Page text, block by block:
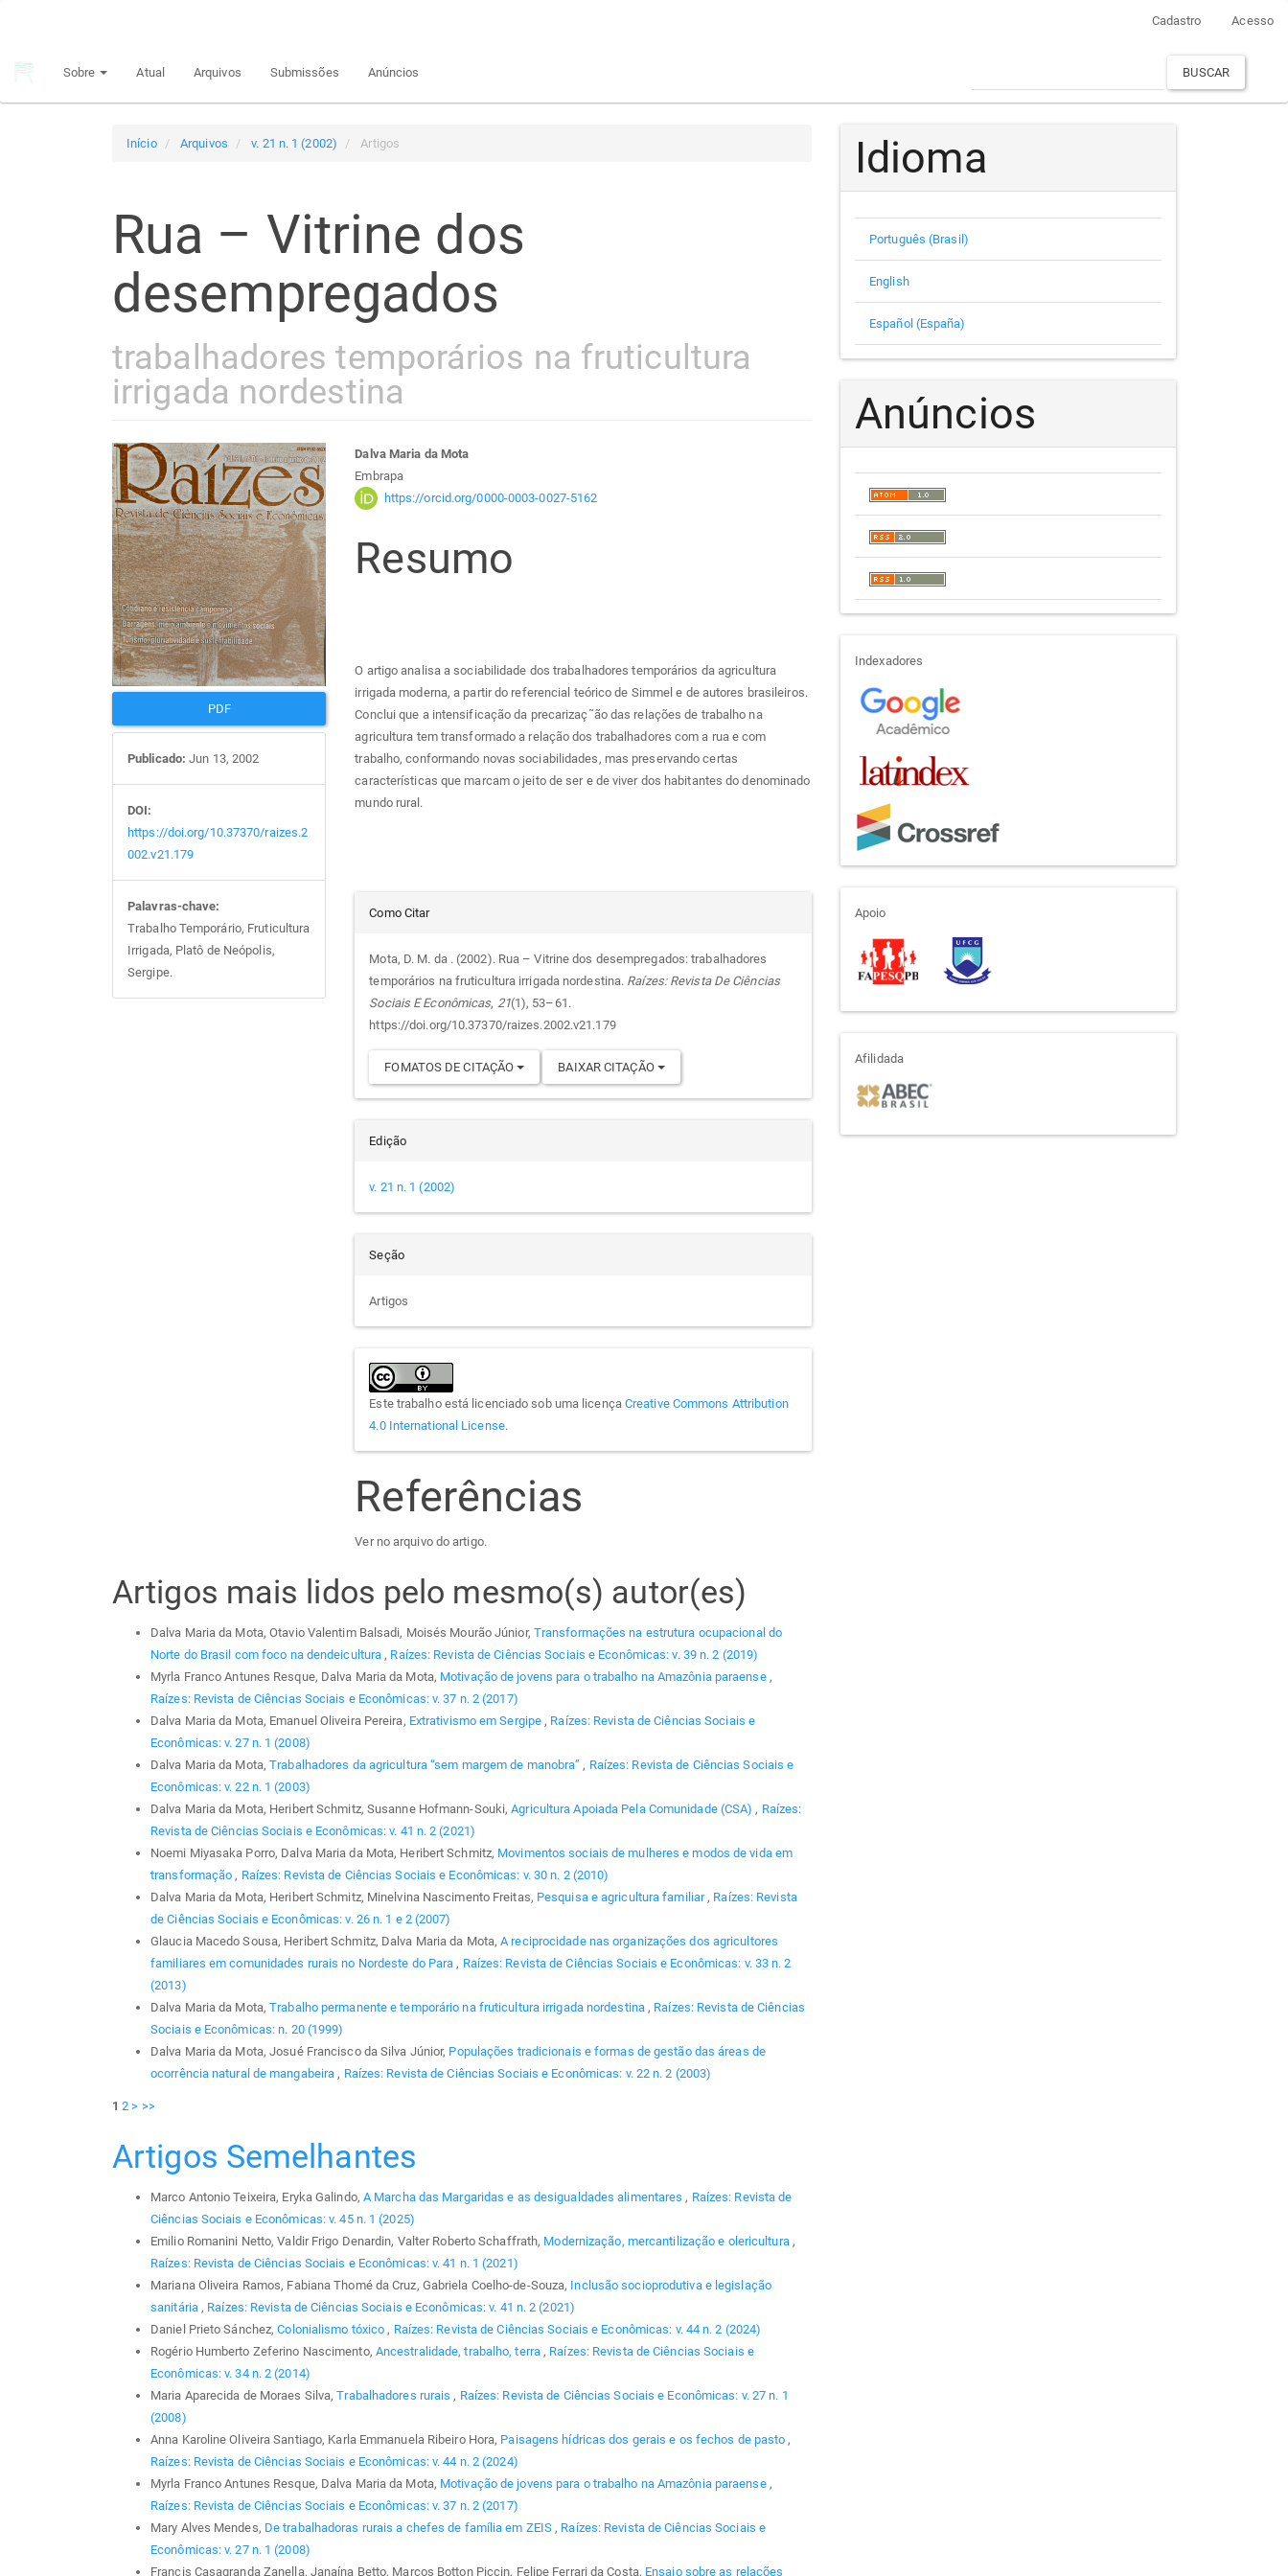
principal
Cadastro Acesso
Sobre Atual Arquivos Submissões Anúncios BUSCAR
Início Arquivos v. 21 n. 1 (2002) Artigos
Rua – Vitrine dos
desempregados
trabalhadores temporários na fruticultura
irrigada nordestina
Barra
lateral
de
artigos
PDF
Publicado: Jun 13, 2002
DOI:
https://doi.org/10.37370/raizes.2
002.v21.179
Palavras-chave:
Trabalho Temporário, Fruticultura
Irrigada, Platô de Neópolis,
Sergipe.
Conteúdo
do
artigo
Dalva Maria da Mota
Embrapa
https://orcid.org/0000-0003-0027-5162
Resumo
O artigo analisa a sociabilidade dos trabalhadores temporários da agricultura
irrigada moderna, a partir do referencial teórico de Simmel e de autores brasileiros.
Conclui que a intensificação da precarizaç˜ão das relações de trabalho na
agricultura tem transformado a relação dos trabalhadores com a rua e com
trabalho, conformando novas sociabilidades, mas preservando certas
características que marcam o jeito de ser e de viver dos habitantes do denominado
mundo rural.
Detalhes
do
artigo
Como Citar
Mota, D. M. da . (2002). Rua – Vitrine dos desempregados: trabalhadores
temporários na fruticultura irrigada nordestina. Raízes: Revista De Ciências
Sociais E Econômicas, 21(1), 53–61.
https://doi.org/10.37370/raizes.2002.v21.179
FOMATOS DE CITAÇÃO BAIXAR CITAÇÃO
Edição
v. 21 n. 1 (2002)
Seção
Artigos
Este trabalho está licenciado sob uma licença Creative Commons Attribution
4.0 International License.
Referências
Ver no arquivo do artigo.
Artigos mais lidos pelo mesmo(s) autor(es)
Dalva Maria da Mota, Otavio Valentim Balsadi, Moisés Mourão Júnior, Transformações na estrutura ocupacional do
Norte do Brasil com foco na dendeicultura , Raízes: Revista de Ciências Sociais e Econômicas: v. 39 n. 2 (2019)
Myrla Franco Antunes Resque, Dalva Maria da Mota, Motivação de jovens para o trabalho na Amazônia paraense ,
Raízes: Revista de Ciências Sociais e Econômicas: v. 37 n. 2 (2017)
Dalva Maria da Mota, Emanuel Oliveira Pereira, Extrativismo em Sergipe , Raízes: Revista de Ciências Sociais e
Econômicas: v. 27 n. 1 (2008)
Dalva Maria da Mota,Trabalhadores da agricultura “sem margem de manobra” , Raízes: Revista de Ciências Sociais e
Econômicas: v. 22 n. 1 (2003)
Dalva Maria da Mota, Heribert Schmitz, Susanne Hofmann-Souki,Agricultura Apoiada Pela Comunidade (CSA) , Raízes:
Revista de Ciências Sociais e Econômicas: v. 41 n. 2 (2021)
Noemi Miyasaka Porro, Dalva Maria da Mota, Heribert Schmitz, Movimentos sociais de mulheres e modos de vida em
transformação , Raízes: Revista de Ciências Sociais e Econômicas: v. 30 n. 2 (2010)
Dalva Maria da Mota, Heribert Schmitz, Minelvina Nascimento Freitas, Pesquisa e agricultura familiar , Raízes: Revista
de Ciências Sociais e Econômicas: v. 26 n. 1 e 2 (2007)
Glaucia Macedo Sousa, Heribert Schmitz, Dalva Maria da Mota,A reciprocidade nas organizações dos agricultores
familiares em comunidades rurais no Nordeste do Para , Raízes: Revista de Ciências Sociais e Econômicas: v. 33 n. 2
(2013)
Dalva Maria da Mota,Trabalho permanente e temporário na fruticultura irrigada nordestina , Raízes: Revista de Ciências
Sociais e Econômicas: n. 20 (1999)
Dalva Maria da Mota, Josué Francisco da Silva Júnior, Populações tradicionais e formas de gestão das áreas de
ocorrência natural de mangabeira , Raízes: Revista de Ciências Sociais e Econômicas: v. 22 n. 2 (2003)
1 2 > >>
Artigos Semelhantes
Marco Antonio Teixeira, Eryka Galindo, A Marcha das Margaridas e as desigualdades alimentares , Raízes: Revista de
Ciências Sociais e Econômicas: v. 45 n. 1 (2025)
Emilio Romanini Netto, Valdir Frigo Denardin, Valter Roberto Schaffrath, Modernização, mercantilização e olericultura ,
Raízes: Revista de Ciências Sociais e Econômicas: v. 41 n. 1 (2021)
Mariana Oliveira Ramos, Fabiana Thomé da Cruz, Gabriela Coelho-de-Souza, Inclusão socioprodutiva e legislação
sanitária , Raízes: Revista de Ciências Sociais e Econômicas: v. 41 n. 2 (2021)
Daniel Prieto Sánchez,Colonialismo tóxico , Raízes: Revista de Ciências Sociais e Econômicas: v. 44 n. 2 (2024)
Rogério Humberto Zeferino Nascimento, Ancestralidade, trabalho, terra , Raízes: Revista de Ciências Sociais e
Econômicas: v. 34 n. 2 (2014)
Maria Aparecida de Moraes Silva,Trabalhadores rurais , Raízes: Revista de Ciências Sociais e Econômicas: v. 27 n. 1
(2008)
Anna Karoline Oliveira Santiago, Karla Emmanuela Ribeiro Hora, Paisagens hídricas dos gerais e os fechos de pasto ,
Raízes: Revista de Ciências Sociais e Econômicas: v. 44 n. 2 (2024)
Myrla Franco Antunes Resque, Dalva Maria da Mota, Motivação de jovens para o trabalho na Amazônia paraense ,
Raízes: Revista de Ciências Sociais e Econômicas: v. 37 n. 2 (2017)
Mary Alves Mendes, De trabalhadoras rurais a chefes de família em ZEIS , Raízes: Revista de Ciências Sociais e
Econômicas: v. 27 n. 1 (2008)
Francis Casagranda Zanella, Janaína Betto, Marcos Botton Piccin, Felipe Ferrari da Costa, Ensaio sobre as relações
Idioma
Português (Brasil)
English
Español (España)
Anúncios
indexadores
Indexadores
apoio
Apoio
afiliada
Afilidada